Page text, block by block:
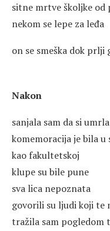
sitne mrtve školjke
nekom se lepe za leđa
on se smeška dok prlji
Nakon
sanjala sam da si umrla
komemoracija je bila u
kao fakultetskoj
klupe su bile pune
sva lica nepoznata
govorili su ljudi koji te
tražila sam pogledom